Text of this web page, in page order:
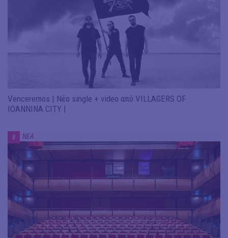
Venceremos | Νέο single + video από VILLAGERS OF
IOANNINA CITY |
# ΝΕΑ